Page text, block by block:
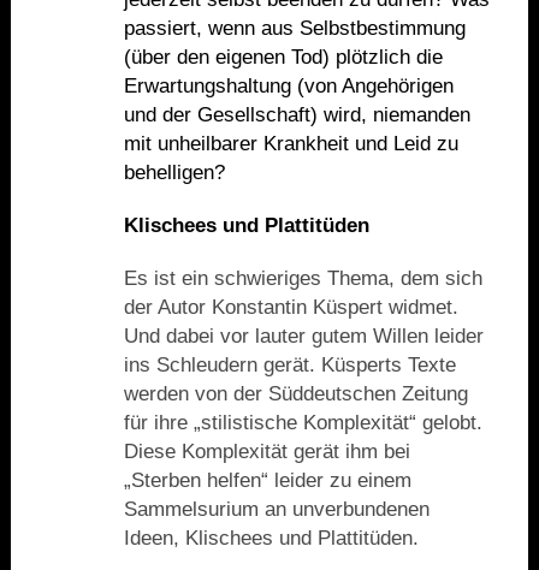
passiert, wenn aus Selbstbestimmung
(über den eigenen Tod) pl ötzlich die
Erwartungshaltung (von Angehörigen
und der Gesellschaft) wird, niemanden
mit unheilbarer Krankheit und Leid zu
behelligen?
Klischees und Plattitüden
Es ist ein schwieriges Thema, dem sich
der Autor Konstantin Küspert widmet.
Und dabei vor lauter gutem Willen leider
ins Schleudern gerät. Küsperts Texte
werden von der Süddeutschen Zeitung
für ihre „stilistische Komplexität“ gelobt.
Diese Komplexität gerät ihm bei
„Sterben helfen“ leider zu einem
Sammelsurium an unverbundenen
Ideen, Klischees und Plattitüden.